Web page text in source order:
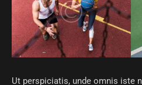
Ut perspiciatis, unde omnis iste